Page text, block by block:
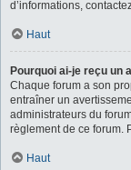
d’informations,
Haut
Pourquoi ai-je reçu un
Chaque forum a son
entraîner un
administrateurs du
règlement de ce forum.
Haut